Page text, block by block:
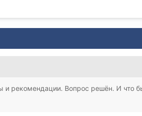
и рекомендации. Вопрос решён. И что